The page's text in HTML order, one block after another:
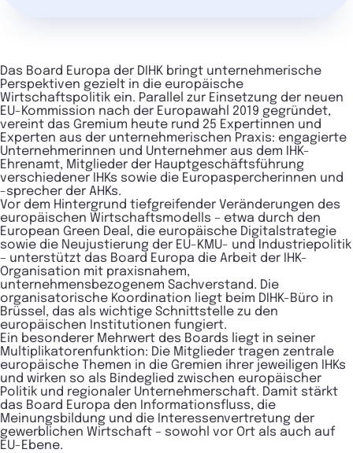
Das Board Europa der DIHK bringt unternehmerische
Perspektiven gezielt in die europäische
Wirtschaftspolitik ein. Parallel zur Einsetzung der neuen
EU-Kommission nach der Europawahl 2019 gegründet,
vereint das Gremium heute rund 25 Expertinnen und
Experten aus der unternehmerischen Praxis: engagierte
Unternehmerinnen und Unternehmer aus dem IHK-
Ehrenamt, Mitglieder der Hauptgeschäftsführung
verschiedener IHKs sowie die Europaspercherinnen und
-sprecher der AHKs.
Vor dem Hintergrund tiefgreifender Veränderungen des
europäischen Wirtschaftsmodells – etwa durch den
European Green Deal, die europäische Digitalstrategie
sowie die Neujustierung der EU-KMU- und Industriepolitik
– unterstützt das Board Europa die Arbeit der IHK-
Organisation mit praxisnahem,
unternehmensbezogenem Sachverstand. Die
organisatorische Koordination liegt beim DIHK-Büro in
Brüssel, das als wichtige Schnittstelle zu den
europäischen Institutionen fungiert.
Ein besonderer Mehrwert des Boards liegt in seiner
Multiplikatorenfunktion: Die Mitglieder tragen zentrale
europäische Themen in die Gremien ihrer jeweiligen IHKs
und wirken so als Bindeglied zwischen europäischer
Politik und regionaler Unternehmerschaft. Damit stärkt
das Board Europa den Informationsfluss, die
Meinungsbildung und die Interessenvertretung der
gewerblichen Wirtschaft – sowohl vor Ort als auch auf
EU-Ebene.